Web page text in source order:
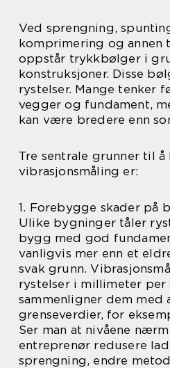
Ved sprengning,
komprimering og
oppstår trykkbølger i
konstruksjoner. Disse
rystelser. Mange tenker
vegger og fundament,
kan være bredere enn
Tre sentrale grunner til å
vibrasjonsmåling er:
1. Forebygge skader på
Ulike bygninger tåler
bygg med god
vanligvis mer enn et
svak grunn.
rystelser i millimeter per
sammenligner dem med
grenseverdier, for
Ser man at nivåene
entreprenør redusere
sprengning, endre